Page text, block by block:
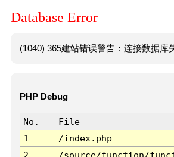
Database Error
(1040) 365建站错误警告：连接数据库
PHP Debug
No. File
1
/index.php
2
/source/function/